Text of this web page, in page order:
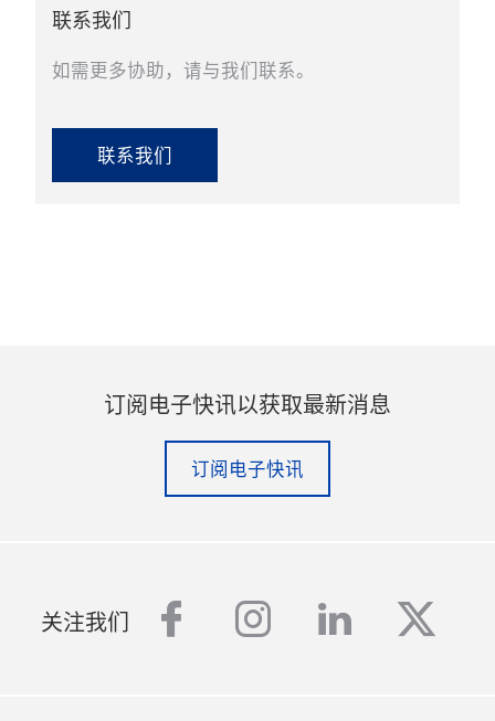
联系我们
如需更多协助，请与我们联系。
联系我们
订阅电子快讯以获取最新消息
订阅电子快讯
关注我们 facebook
instagram
linkedin